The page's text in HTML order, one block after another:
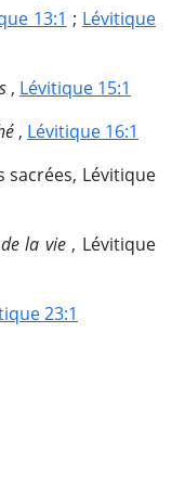
13:1 ; Lévitique
, Lévitique 15:1
, Lévitique 16:1
sacrées, Lévitique
la vie, Lévitique
23:1